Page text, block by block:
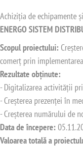
Achiziția de echipamente
ENERGO SISTEM
Scopul proiectului:
comerț prin
Rezultate obținute:
- Digitalizarea activității
- Creșterea prezenței în
- Creșterea numărului de
Data de începere:
Valoarea totală a